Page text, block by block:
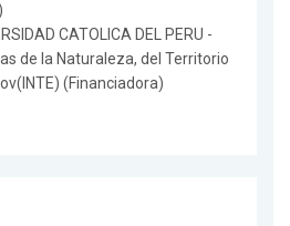
CATOLICA DEL PERU -
de la Naturaleza, del Territorio
(Financiadora)